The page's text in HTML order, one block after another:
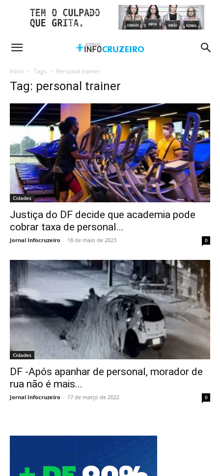
Início Tags Personal trainer
Tag: personal trainer
Cidades
Justiça do DF decide que academia pode
cobrar taxa de personal...
Jornal Infocruzeiro - 18 de maio de 2023 0
Cidades
DF -Após apanhar de personal, morador de
rua não é mais...
Jornal Infocruzeiro - 17 de março de 2022 0